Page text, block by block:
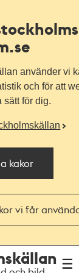
använder vi
och för att
sätt för dig.
kakor
vi får